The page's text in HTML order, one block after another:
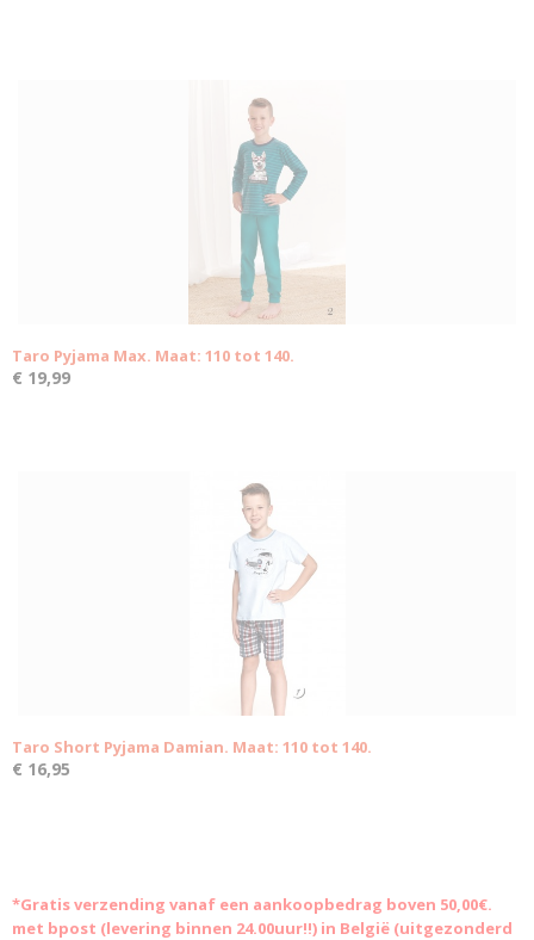
Taro Pyjama Max. Maat: 110 tot 140.
€ 19,99
Taro Short Pyjama Damian. Maat: 110 tot 140.
€ 16,95
*Gratisverzending vanaf een aankoopbedrag boven 50,00€.
met bpost (levering binnen 24.00uur!!) in België (uitgezonderd